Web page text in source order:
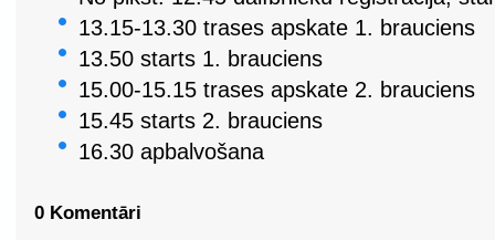
13.15-13.30 trases apskate 1. brauciens
13.50 starts 1. brauciens
15.00-15.15 trases apskate 2. brauciens
15.45 starts 2. brauciens
16.30 apbalvošana
0 Komentāri